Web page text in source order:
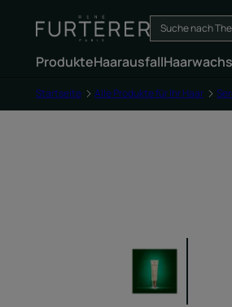
ProdukteHaarausfall
Startseite Alle Produkte für Ihr Haar